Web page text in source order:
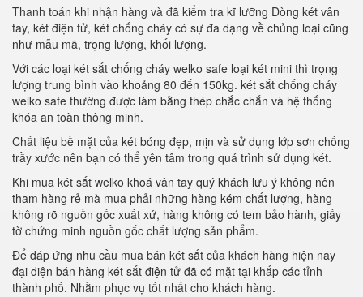
Thanh toán khi nhận hàng và đã kiểm tra kĩ lưỡng Dòng két vân
tay, két điện tử, két chống cháy có sự đa dạng về chủng loại cũng
như mẫu mã, trọng lượng, khối lượng.
Với các loại két sắt chống cháy welko safe loại két mini thì trọng
lượng trung bình vào khoảng 80 đến 150kg. két sắt chống cháy
welko safe thường được làm bằng thép chắc chắn và hệ thống
khóa an toàn thông minh.
Chất liệu bề mặt của két bóng đẹp, mịn và sử dụng lớp sơn chống
trầy xước nên bạn có thể yên tâm trong quá trình sử dụng két.
Khi mua két sắt welko khoá vân tay quý khách lưu ý không nên
tham hàng rẻ mà mua phải những hàng kém chất lượng, hàng
không rõ nguồn gốc xuất xứ, hàng không có tem bảo hành, giấy
tờ chứng minh nguồn gốc chất lượng sản phẩm.
Để đáp ứng nhu cầu mua bán két sắt của khách hàng hiện nay
đại diện bán hàng két sắt điện tử đã có mặt tại khắp các tỉnh
thành phố. Nhằm phục vụ tốt nhất cho khách hàng.